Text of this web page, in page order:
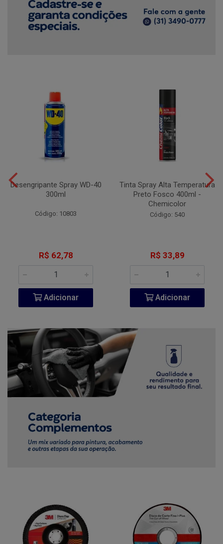
Desengripante Spray WD-40
300ml
Código: 10803
R$ 62,78
Adicionar
Tinta Spray Alta Temperatura
Preto Fosco 400ml -
Chemicolor
Código: 540
R$ 33,89
Adicionar